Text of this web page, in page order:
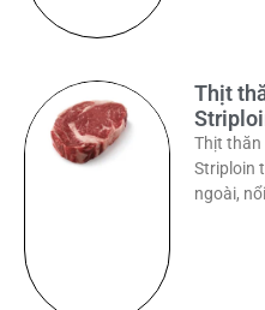
Thịt
Thịt thăn
Striploin
ngoài,